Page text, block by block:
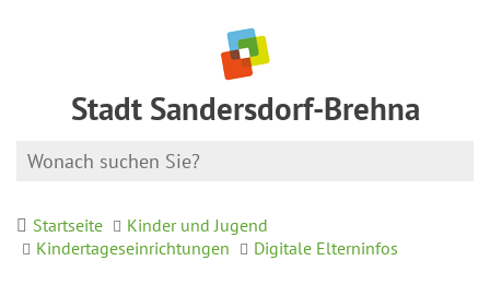
Stadt Sandersdorf-Brehna
Startseite
Kinder und Jugend
Kindertageseinrichtungen
Digitale Elterninfos